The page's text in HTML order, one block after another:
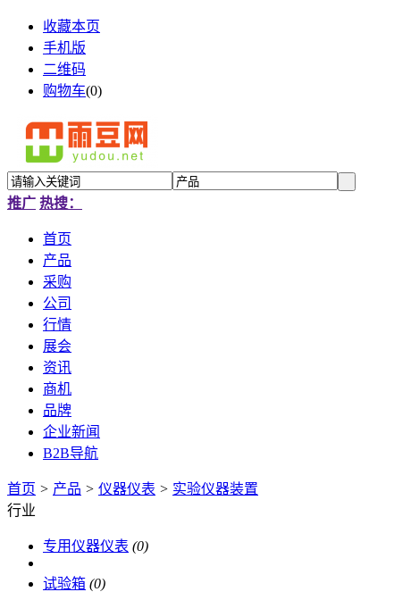
收藏本页
手机版
二维码
购物车(0)
推广 热搜：
首页
产品
采购
公司
行情
展会
资讯
商机
品牌
企业新闻
B2B导航
首页 > 产品 > 仪器仪表 > 实验仪器装置
行业
专用仪器仪表 (0)
试验箱 (0)